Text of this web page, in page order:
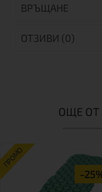
ВРЪЩАНЕ
ОТЗИВИ (0)
ОЩЕ ОТ
ПРОМО
-